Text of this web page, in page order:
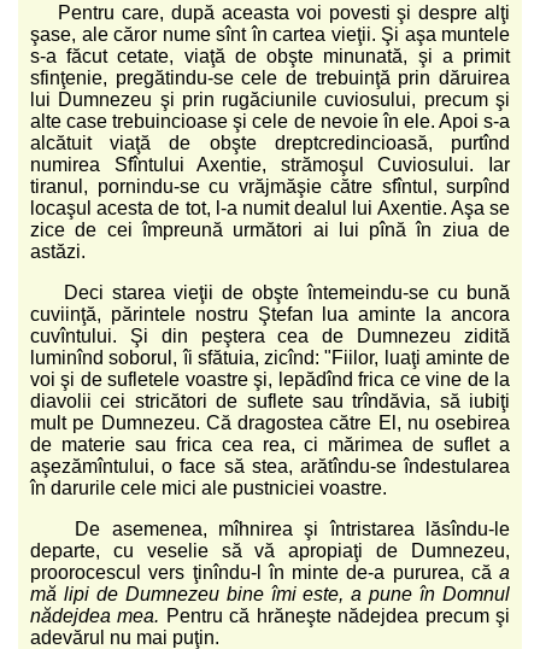
Pentru care, după aceasta voi povesti şi despre alţi
şase, ale căror nume sînt în cartea vieţii. Şi aşa muntele
s-a făcut cetate, viaţă de obşte minunată, şi a primit
sfinţenie, pregătindu-se cele de trebuinţă prin dăruirea
lui Dumnezeu şi prin rugăciunile cuviosului, precum şi
alte case trebuincioase şi cele de nevoie în ele. Apoi s-a
alcătuit viaţă de obşte dreptcredincioasă, purtînd
numirea Sfîntului Axentie, strămoşul Cuviosului. Iar
tiranul, pornindu-se cu vrăjmăşie către sfîntul, surpînd
locaşul acesta de tot, l-a numit dealul lui Axentie. Aşa se
zice de cei împreună următori ai lui pînă în ziua de
astăzi.
Deci starea vieţii de obşte întemeindu-se cu bună
cuviinţă, părintele nostru Ştefan lua aminte la ancora
cuvîntului. Şi din peştera cea de Dumnezeu zidită
luminînd soborul, îi sfătuia, zicînd: "Fiilor, luaţi aminte de
voi şi de sufletele voastre şi, lepădînd frica ce vine de la
diavolii cei stricători de suflete sau trîndăvia, să iubiţi
mult pe Dumnezeu. Că dragostea către El, nu osebirea
de materie sau frica cea rea, ci mărimea de suflet a
aşezămîntului, o face să stea, arătîndu-se îndestularea
în darurile cele mici ale pustniciei voastre.
De asemenea, mîhnirea şi întristarea lăsîndu-le
departe, cu veselie să vă apropiaţi de Dumnezeu,
proorocescul vers ţinîndu-l în minte de-a pururea, că a
mă lipi de Dumnezeu bine îmi este, a pune în Domnul
nădejdea mea. Pentru că hrăneşte nădejdea precum şi
adevărul nu mai puţin.